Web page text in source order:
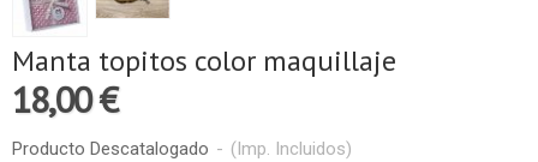
Manta topitos color maquillaje
18,00 €
Producto Descatalogado - (Imp. Incluidos)